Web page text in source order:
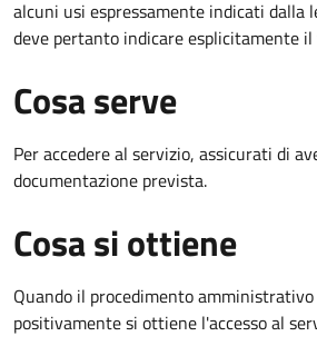
alcuni usi espressamente indicati dalla
deve pertanto indicare esplicitamente
Cosa serve
Per accedere al servizio, assicurati di
documentazione prevista.
Cosa si ottiene
Quando il procedimento
positivamente si ottiene l'accesso al